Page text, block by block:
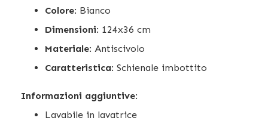
Colore: Bianco
Dimensioni: 124x36 cm
Materiale: Antiscivolo
Caratteristica: Schienale imbottito
Informazioni aggiuntive:
Lavabile in lavatrice